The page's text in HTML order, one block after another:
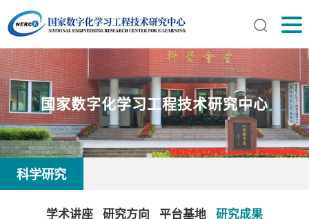
国家数字化学习工程技术研究中心
科学研究
学术讲座 研究方向 平台基地 研究成果